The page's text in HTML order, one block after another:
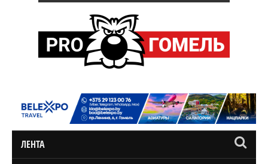
ЛЕНТА